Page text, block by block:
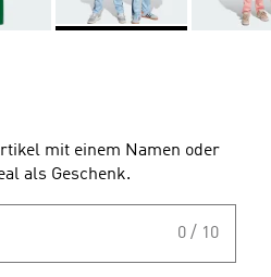
mit einem Namen oder
als Geschenk.
0 / 10